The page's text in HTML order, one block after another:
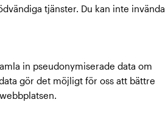
tjänster. Du kan inte invända
in pseudonymiserade data om
gör det möjligt för oss att bättre